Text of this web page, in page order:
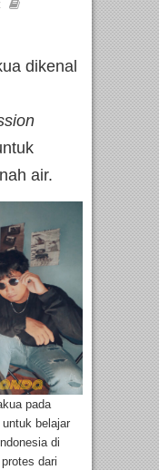
dikenal
air.
pada
belajar
di
dari